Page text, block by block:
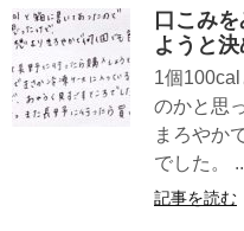
口こみ
ようと
1個
のかと思
まろやか
でした。
記事を読む